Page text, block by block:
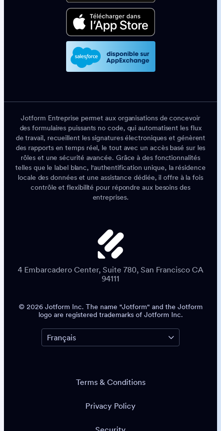
Jotform Entreprise permet aux organisations de concevoir
des formulaires puissants no code, qui automatisent les flux
de travail, recueillent les signatures électroniques et génèrent
des rapports en temps réel, le tout avec un accès basé sur les
rôles et une sécurité avancée. Grâce à des fonctionnalités
telles que le label blanc, l'authentification unique, la résidence
locale des données et une assistance dédiée, il offre à la fois
contrôle et flexibilité pour répondre aux besoins des
entreprises.
4 Embarcadero Center, Suite 780, San Francisco CA
94111
© 2026 Jotform Inc. The name "Jotform" and the Jotform
logo are registered trademarks of Jotform Inc.
Terms & Conditions
Privacy Policy